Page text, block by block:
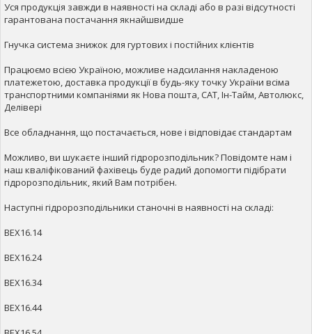
Уся продукція завжди в наявності на складі або в разі відсутності
гарантована постачання якнайшвидше
Гнучка система знижок для гуртових і постійних клієнтів
Працюємо всією Україною, можливе надсилання накладеною
платежетою, доставка продукції в будь-яку точку України всіма
транспортними компаніями як Нова пошта, САТ, Ін-Тайм, Автолюкс,
Делівері
Все обладнання, що постачається, нове і відповідає стандартам
Можливо, ви шукаєте інший гідророзподільник? Повідомте нам і
наш кваліфікований фахівець буде радий допомогти підібрати
гідророзподільник, який Вам потрібен.
Наступні гідророзподільники станочні в наявності на складі:
ВЕХ16.14
ВЕХ16.24
ВЕХ16.34
ВЕХ16.44